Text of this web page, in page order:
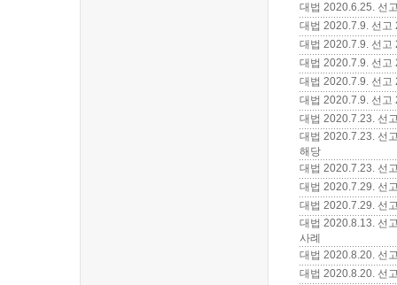
대법 2020.6.25. 선
대법 2020.7.9. 선고
대법 2020.7.9. 선고
대법 2020.7.9. 선고
대법 2020.7.9. 선고
대법 2020.7.9. 선고
대법 2020.7.23. 선
대법 2020.7.23. 선
해당
대법 2020.7.23. 선
대법 2020.7.29. 선
대법 2020.7.29. 선
대법 2020.8.13. 선
사례
대법 2020.8.20. 선
대법 2020.8.20. 선